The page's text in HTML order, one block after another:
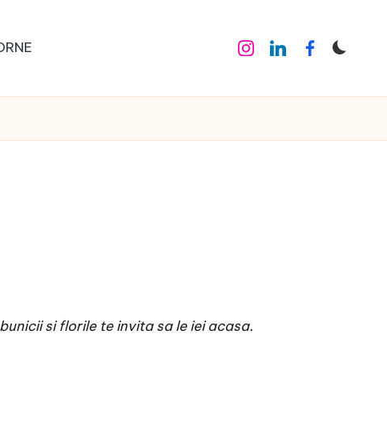
Instagram
LinkedinFacebook
si florile te invita sa le iei acasa.